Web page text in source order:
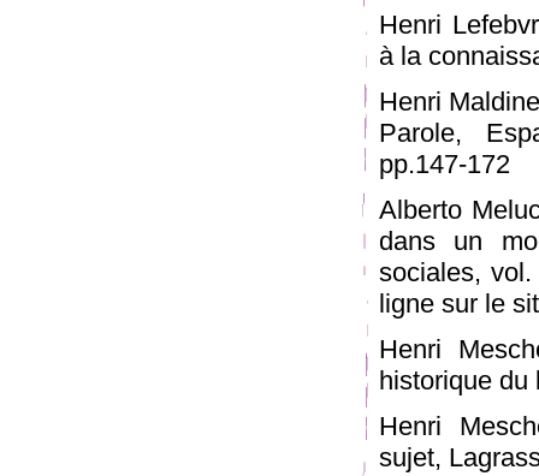
Henri
à la
Henri
Parole,
pp.147-172
Alberto
dans un
sociales,
ligne sur le
Henri
historique du
Henri
sujet,